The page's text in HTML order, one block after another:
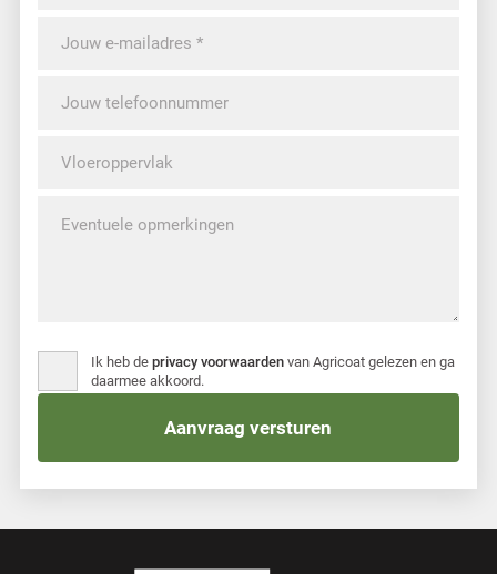
Ik heb de privacy voorwaarden van Agricoat gelezen en ga
daarmee akkoord.